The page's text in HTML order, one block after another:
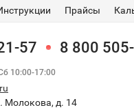
Прайсы
57 8 800
10:00-17:00
Молокова, д. 14